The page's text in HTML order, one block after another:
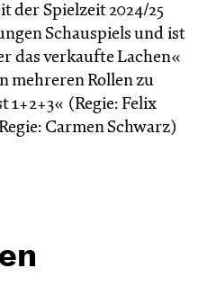
der Spielzeit 2024/25
Schauspiels und ist
das verkaufte Lachen«
mehreren Rollen zu
1+2+3« (Regie: Felix
Carmen Schwarz)